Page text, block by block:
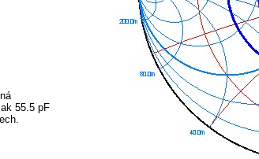
55.5 pF